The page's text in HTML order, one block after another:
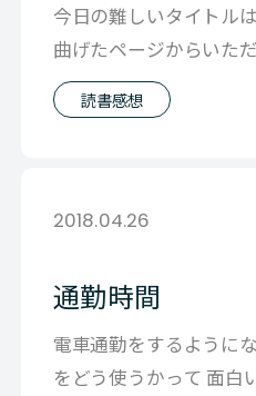
今日の難しいタイトル
曲げたページからいた
っとこの言葉と向きあ
読書感想
2018.04.26
通勤時間
電車通勤をするように
をどう使うかって 面白